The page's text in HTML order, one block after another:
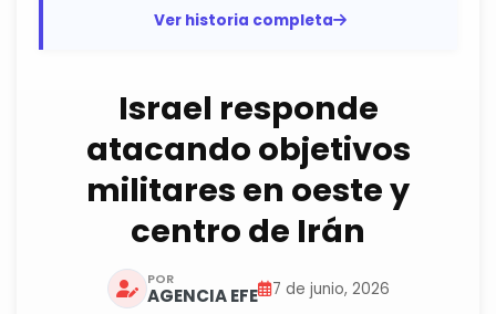
Ver historia completa
Israel responde
atacando objetivos
militares en oeste y
centro de Irán
POR
AGENCIA EFE 7 de junio, 2026